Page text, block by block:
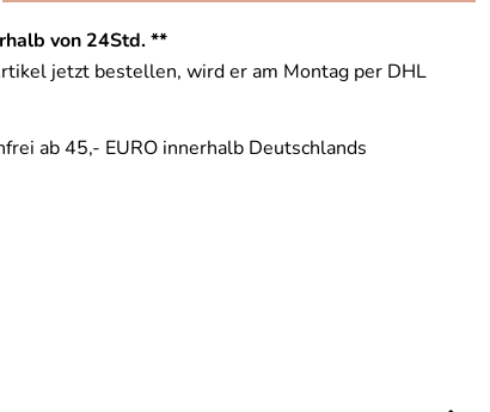
von 24Std. **
jetzt bestellen, wird er am Montag per DHL
ab 45,- EURO innerhalb Deutschlands